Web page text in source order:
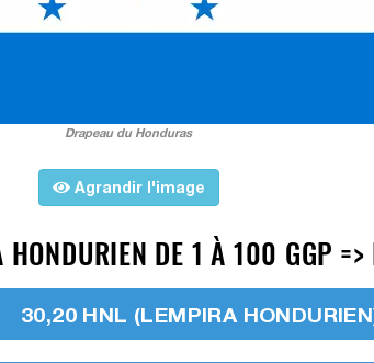
Drapeau du Honduras
Agrandir l'image
HONDURIEN DE 1 À 100 GGP
30,20 HNL (LEMPIRA